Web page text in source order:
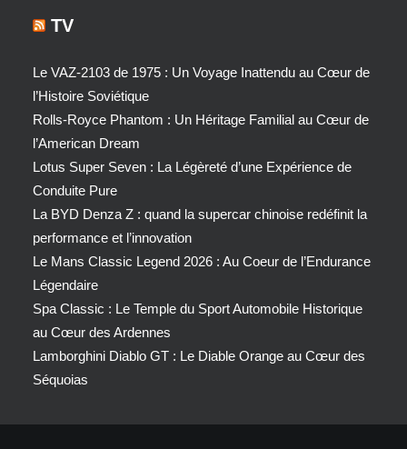
TV
Le VAZ-2103 de 1975 : Un Voyage Inattendu au Cœur de
l’Histoire Soviétique
Rolls-Royce Phantom : Un Héritage Familial au Cœur de
l’American Dream
Lotus Super Seven : La Légèreté d’une Expérience de
Conduite Pure
La BYD Denza Z : quand la supercar chinoise redéfinit la
performance et l’innovation
Le Mans Classic Legend 2026 : Au Coeur de l’Endurance
Légendaire
Spa Classic : Le Temple du Sport Automobile Historique
au Cœur des Ardennes
Lamborghini Diablo GT : Le Diable Orange au Cœur des
Séquoias